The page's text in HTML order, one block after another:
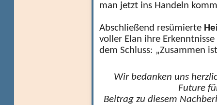
man jetzt ins Handeln
Abschließend resümierte
voller Elan ihre
dem Schluss: „Zusammen
Wir bedanken uns
Future
Beitrag zu diesem